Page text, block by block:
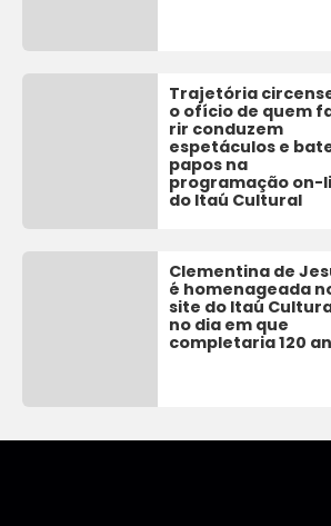
Trajetória
o ofício de quem
rir conduzem
espetáculos e
papos na
programação on-
do Itaú Cultural
Clementina de
é homenageada
site do Itaú
no dia em que
completaria 120